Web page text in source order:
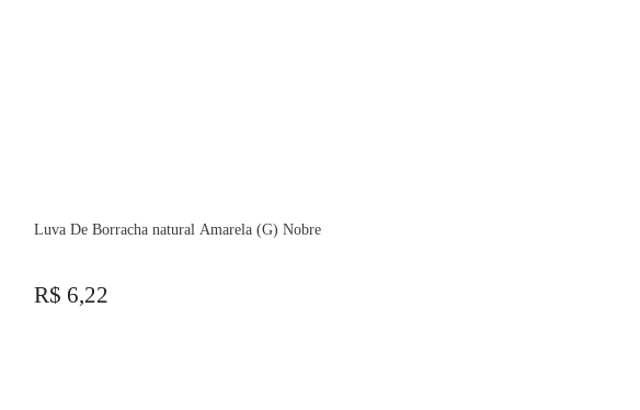
Luva De Borracha natural Amarela (G) Nobre
R$ 6,22